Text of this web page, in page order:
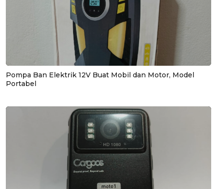
Pompa Ban Elektrik 12V Buat Mobil dan Motor, Model
Portabel